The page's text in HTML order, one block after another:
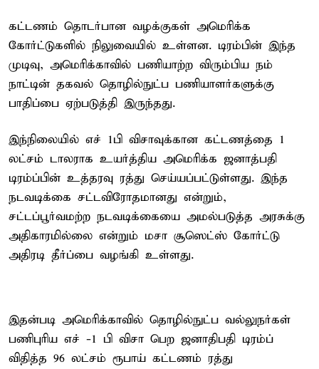
கட்டணம் தொடர்பான வழக்குகள் அமெரிக்க
கோர்ட்டுகளில் நிலுவையில் உள்ளன. டிரம்பின் இந்த
முடிவு, அமெரிக்காவில் பணியாற்ற விரும்பிய நம்
நாட்டின் தகவல் தொழில்நுட்ப பணியாளர்களுக்கு
பாதிப்பை ஏற்படுத்தி இருந்தது.
இந்நிலையில் எச் 1பி விசாவுக்கான கட்டணத்தை 1
லட்சம் டாலராக உயர்த்திய அமெரிக்க ஜனாத்பதி
டிரம்ப்பின் உத்தரவு ரத்து செய்யப்பட்டுள்ளது. இந்த
நடவடிக்கை சட்டவிரோதமானது என்றும்,
சட்டப்பூர்வமற்ற நடவடிக்கையை அமல்படுத்த அரசுக்கு
அதிகாரமில்லை என்றும் மசா சூஸெட்ஸ் கோர்ட்டு
அதிரடி தீர்ப்பை வழங்கி உள்ளது.
இதன்படி அமெரிக்காவில் தொழில்நுட்ப வல்லுநர்கள்
பணிபுரிய எச் -1 பி விசா பெற ஜனாதிபதி டிரம்ப்
விதித்த 96 லட்சம் ரூபாய் கட்டணம் ரத்து